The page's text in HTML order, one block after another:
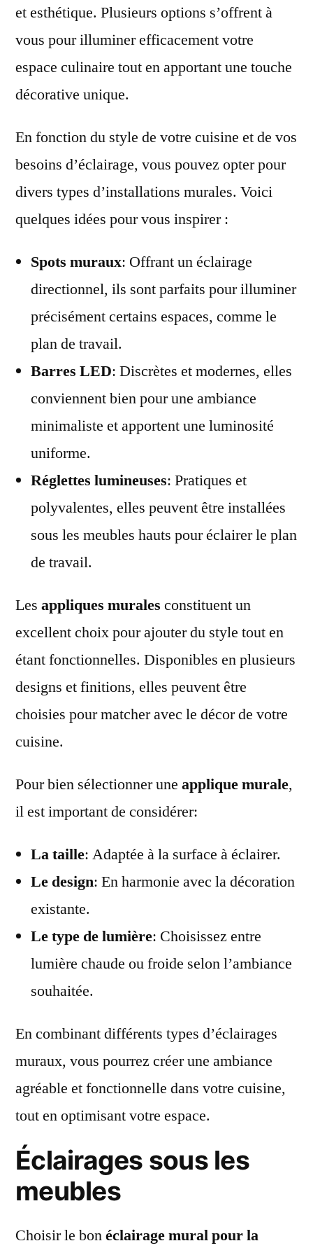
et esthétique. Plusieurs options s’offrent à
vous pour illuminer efficacement votre
espace culinaire tout en apportant une touche
décorative unique.
En fonction du style de votre cuisine et de vos
besoins d’éclairage, vous pouvez opter pour
divers types d’installations murales. Voici
quelques idées pour vous inspirer :
Spots muraux: Offrant un éclairage
directionnel, ils sont parfaits pour illuminer
précisément certains espaces, comme le
plan de travail.
Barres LED: Discrètes et modernes, elles
conviennent bien pour une ambiance
minimaliste et apportent une luminosité
uniforme.
Réglettes lumineuses: Pratiques et
polyvalentes, elles peuvent être installées
sous les meubles hauts pour éclairer le plan
de travail.
Les appliques murales constituent un
excellent choix pour ajouter du style tout en
étant fonctionnelles. Disponibles en plusieurs
designs et finitions, elles peuvent être
choisies pour matcher avec le décor de votre
cuisine.
Pour bien sélectionner une applique murale,
il est important de considérer:
La taille: Adaptée à la surface à éclairer.
Le design: En harmonie avec la décoration
existante.
Le type de lumière: Choisissez entre
lumière chaude ou froide selon l’ambiance
souhaitée.
En combinant différents types d’éclairages
muraux, vous pourrez créer une ambiance
agréable et fonctionnelle dans votre cuisine,
tout en optimisant votre espace.
Éclairages sous les
meubles
Choisir le bonéclairage mural pour la